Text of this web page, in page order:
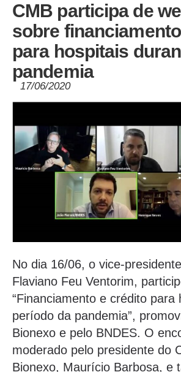
CMB participa de
sobre
para hospitais
pandemia
17/06/2020
No dia 16/06, o vice-
Flaviano Feu Ventorim,
“Financiamento e crédito para
período da pandemia”,
Bionexo e pelo BNDES. O
moderado pelo presidente do
Bionexo, Maurício Barbosa, e